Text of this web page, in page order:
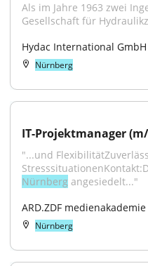
Als im Jahre 1963 zwei
Gesellschaft für
Hydac International GmbH
Nürnberg
IT-Projektmanager
"...und
Nürnberg angesiedelt..."
ARD.ZDF medienakademie
Nürnberg